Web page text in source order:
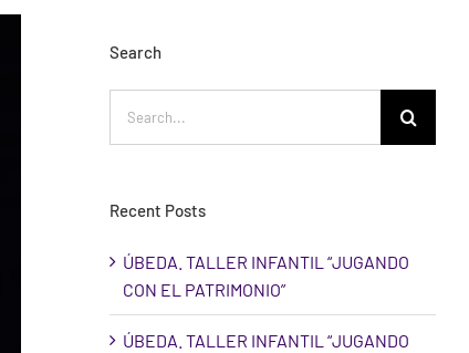
Search
for:
Recent Posts
ÚBEDA. TALLER INFANTIL “JUGANDO
CON EL PATRIMONIO”
ÚBEDA. TALLER INFANTIL “JUGANDO